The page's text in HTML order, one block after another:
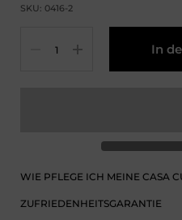
SKU: 0416-2
In
WIE PFLEGE ICH MEINE CASA
ZUFRIEDENHEITSGARANTIE